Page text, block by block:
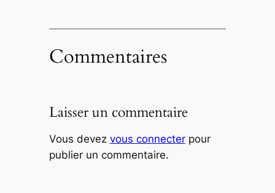
Commentaires
Laisser un commentaire
Vous devez vous connecterpour
publier un commentaire.